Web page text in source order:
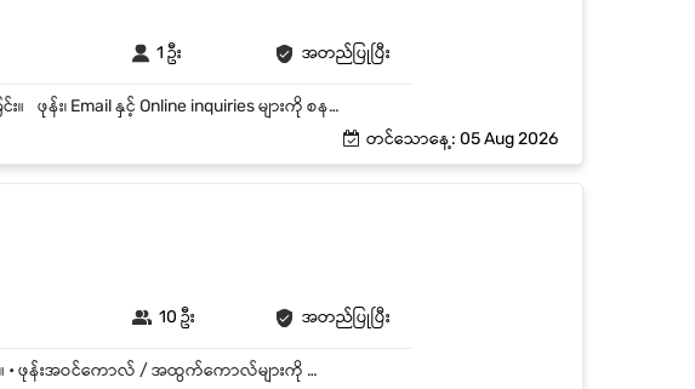
1 ဦး အတည်ပြုပြီး
ကျောင်းသားများ၊ မိဘများနှင့် ဧည့်သည်များကို နွေးထွေးစွာ ကြိုဆိုကူညီပေးခြင်း။ ဖုန်း၊ Email နှင့် Online inquiries များကို စနစ်တကျ စီမံဖြေရှင်းခြင်း။ Data entry, scheduling စသည့် အုပ်ချုပ်ရေးလုပ်ငန်းများ ဆောင်ရွက်ခြင်း။ ဆရာများ (Instructor) နှင့် Staff များအကြား ဆက်သွယ်ရေးကို ကူညီပံ့ပိုးခြင်း။
တင်သောနေ့: 05 Aug 2026
10 ဦး အတည်ပြုပြီး
• စကားပြောကောင်းမွန်ပြီး ယဉ်ကျေးလေးစားစွာ ဆက်ဆံတတ်သူ ဖြစ်ရမည်။ • ဖုန်းအဝင်ကောလ် / အထွက်ကောလ်များကို ကောင်းမွန်စွာ ကိုင်တွယ်နိုင်ရမည်။ • Duty အဆိုင်းများဖြင့် ဆင်းနိုင်သူ ဖြစ်ရမည်။ • အသင်းအဖွဲ့နှင့် ပူးပေါင်းလုပ်ကိုင်နိုင်ရမည်။ • အသက် ၁၈ နှစ်မှ အသက် ၃၀ အတွင်း လျှောက်ထားနိုင်ပါသည်။